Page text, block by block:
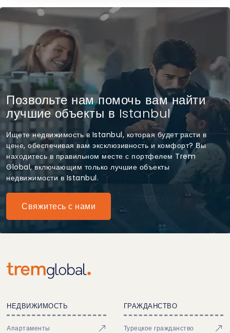
Позвольте нам помочь вам найти
лучшие объекты в Istanbul
Ищете недвижимость в Istanbul, которая будет расти в
цене, обеспечивая вам эксклюзивность и комфорт? Вы
находитесь в правильном месте с портфелем Trem
Global, включающим только лучшие объекты
недвижимости в Istanbul.
Свяжитесь с нами
НЕДВИЖИМОСТЬ
Апартаменты
ГРАЖДАНСТВО
Турецкое гражданство